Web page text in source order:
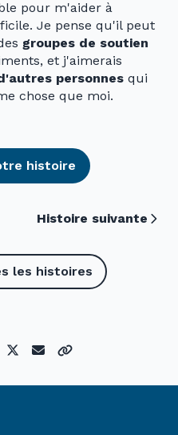
pour m'aider à
Je pense qu'il peut
groupes de soutien
et j'aimerais
personnes qui
chose que moi.
histoire
Histoire suivante
les histoires